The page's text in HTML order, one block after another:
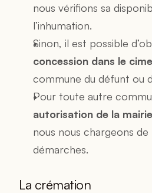
nous vérifions sa
l’inhumation.
concession dans le
commune du défunt ou
autorisation de la mairie
nous nous chargeons
démarches.
La crémation